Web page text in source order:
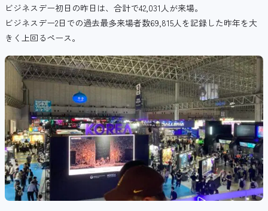
ビジネスデー初日の昨日は、合計で42,031人が来場。
ビジネスデー2日での過去最多来場者数69,815人を記録した昨年を大
きく上回るペース。